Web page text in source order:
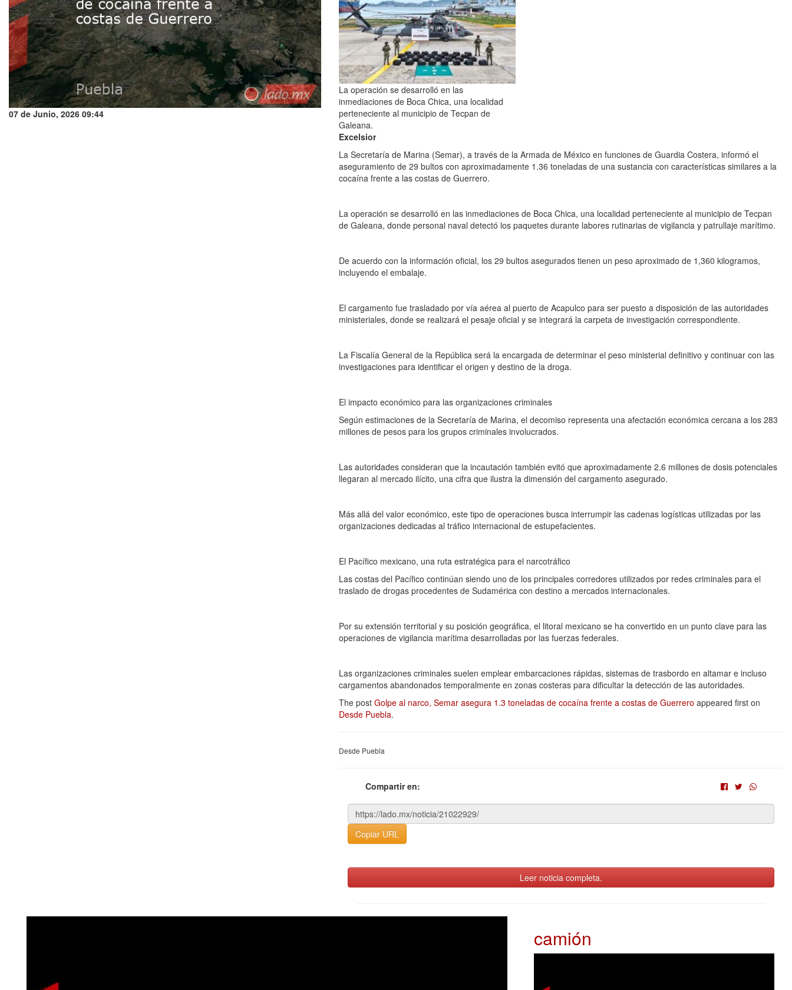
07 de Junio, 2026 09:44
La operación se desarrolló en las
inmediaciones de Boca Chica, una localidad
perteneciente al municipio de Tecpan de
Galeana.
Excelsior
La Secretaría de Marina (Semar), a través de la Armada de México en funciones de Guardia Costera, informó el
aseguramiento de 29 bultos con aproximadamente 1.36 toneladas de una sustancia con características similares a la
cocaína frente a las costas de Guerrero.
La operación se desarrolló en las inmediaciones de Boca Chica, una localidad perteneciente al municipio de Tecpan
de Galeana, donde personal naval detectó los paquetes durante labores rutinarias de vigilancia y patrullaje marítimo.
De acuerdo con la información oficial, los 29 bultos asegurados tienen un peso aproximado de 1,360 kilogramos,
incluyendo el embalaje.
El cargamento fue trasladado por vía aérea al puerto de Acapulco para ser puesto a disposición de las autoridades
ministeriales, donde se realizará el pesaje oficial y se integrará la carpeta de investigación correspondiente.
La Fiscalía General de la República será la encargada de determinar el peso ministerial definitivo y continuar con las
investigaciones para identificar el origen y destino de la droga.
El impacto económico para las organizaciones criminales
Según estimaciones de la Secretaría de Marina, el decomiso representa una afectación económica cercana a los 283
millones de pesos para los grupos criminales involucrados.
Las autoridades consideran que la incautación también evitó que aproximadamente 2.6 millones de dosis potenciales
llegaran al mercado ilícito, una cifra que ilustra la dimensión del cargamento asegurado.
Más allá del valor económico, este tipo de operaciones busca interrumpir las cadenas logísticas utilizadas por las
organizaciones dedicadas al tráfico internacional de estupefacientes.
El Pacífico mexicano, una ruta estratégica para el narcotráfico
Las costas del Pacífico continúan siendo uno de los principales corredores utilizados por redes criminales para el
traslado de drogas procedentes de Sudamérica con destino a mercados internacionales.
Por su extensión territorial y su posición geográfica, el litoral mexicano se ha convertido en un punto clave para las
operaciones de vigilancia marítima desarrolladas por las fuerzas federales.
Las organizaciones criminales suelen emplear embarcaciones rápidas, sistemas de trasbordo en altamar e incluso
cargamentos abandonados temporalmente en zonas costeras para dificultar la detección de las autoridades.
The post Golpe al narco, Semar asegura 1.3 toneladas de cocaína frente a costas de Guerrero appeared first on
Desde Puebla.
Desde Puebla
Compartir en:
Copiar URL
Leer noticia completa.
camión